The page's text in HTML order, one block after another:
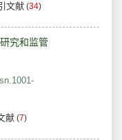
文献 (34)
究和监管
献 (7)